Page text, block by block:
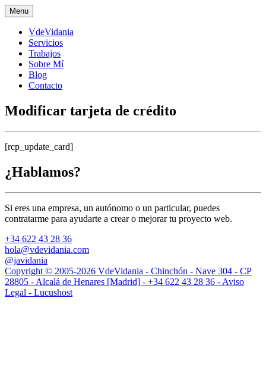
Skip
to
content
Menu
VdeVidania
Servicios
Trabajos
Sobre Mí
Blog
Contacto
Modificar tarjeta de crédito
[rcp_update_card]
¿Hablamos?
Si eres una empresa, un autónomo o un particular, puedes
contratarme para ayudarte a crear o mejorar tu proyecto web.
+34 622 43 28 36
hola@vdevidania.com
@javidania
Copyright © 2005-2026 VdeVidania - Chinchón - Nave 304 - CP
28805 - Alcalá de Henares [Madrid] - +34 622 43 28 36 - Aviso
Legal - Lucushost